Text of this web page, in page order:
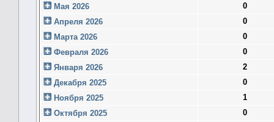
Мая 2026
0
Апреля 2026
0
Марта 2026
0
Февраля 2026
0
Января 2026
2
Декабря 2025
0
Ноября 2025
1
Октября 2025
0